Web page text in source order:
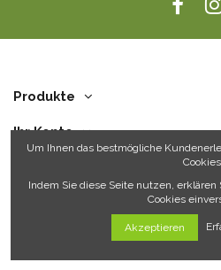
Produkte
Ihr Konto
Um Ihnen das bestmögliche
Indem Sie diese Seite nutzen,
Cookies
Akzeptieren